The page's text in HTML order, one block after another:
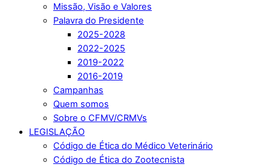
Missão, Visão e Valores
Palavra do Presidente
2025-2028
2022-2025
2019-2022
2016-2019
Campanhas
Quem somos
Sobre o CFMV/CRMVs
LEGISLAÇÃO
Código de Ética do Médico Veterinário
Código de Ética do Zootecnista